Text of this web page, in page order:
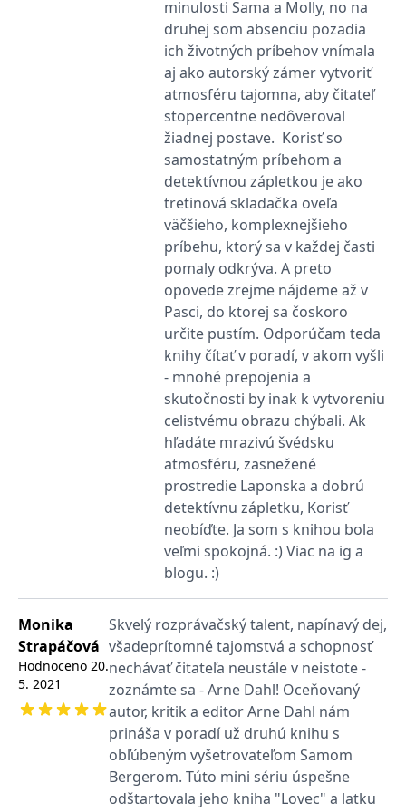
minulosti Sama a Molly, no na
druhej som absenciu pozadia
ich životných príbehov vnímala
aj ako autorský zámer vytvoriť
atmosféru tajomna, aby čitateľ
stopercentne nedôveroval
žiadnej postave.⁣ ⁣ Korisť so
samostatným príbehom a
detektívnou zápletkou je ako
tretinová skladačka oveľa
väčšieho, komplexnejšieho
príbehu, ktorý sa v každej časti
pomaly odkrýva. A preto
opovede zrejme nájdeme až v
Pasci, do ktorej sa čoskoro
určite pustím. Odporúčam teda
knihy čítať v poradí, v akom vyšli
- mnohé prepojenia a
skutočnosti by inak k vytvoreniu
celistvému obrazu chýbali. Ak
hľadáte mrazivú švédsku
atmosféru, zasnežené
prostredie Laponska a dobrú
detektívnu zápletku, Korisť
neobíďte.⁣ Ja som s knihou bola
veľmi spokojná. :) Viac na ig a
blogu. :) ⁣
Monika
Strapáčová
Hodnoceno 20.
5. 2021
Skvelý rozprávačský talent, napínavý dej,
všadeprítomné tajomstvá a schopnosť
nechávať čitateľa neustále v neistote -
zoznámte sa - Arne Dahl! Oceňovaný
autor, kritik a editor Arne Dahl nám
prináša v poradí už druhú knihu s
obľúbeným vyšetrovateľom Samom
Bergerom. Túto mini sériu úspešne
odštartovala jeho kniha "Lovec" a latku
Meta Platform
poskytování řady
reklamních produktů,
jako je nabízení cen v
reálném čase od
inzerentů třetích stran.
1 rok
Toto je cookie první
strany společnosti
Microsoft MSN, které
zajišťuje správné
fungování této webové
stránky.
10 minut
Tento soubor cookie
provádí informace o
tom, jak koncový
uživatel používá web, a
jakoukoli reklamu,
kterou koncový uživatel
mohl vidět před
návštěvou uvedeného
Zavřením
prohlížeče
Parametry UTM
používané pro reklamu /
sledování pomocí
Google Analytics
1 den
Tento soubor cookie
používá společnost Bing
k určení, jaké reklamy by
se měly zobrazovat a
které by mohly být
relevantní pro
koncového uživatele,
který si prohlíží web.
1 rok
Tento soubor cookie je v
Microsoftu široce
používán jako jedinečný
identifikátor uživatele.
vložených skriptů
doménami společnosti
Microsoft, což umožňuje
sledování uživatelů.
sid
.seznam.cz 1 měsíc
Toto je velmi běžný
název souboru cookie,
ale pokud je nalezen
jako soubor cookie
relace, bude
pravděpodobně použit
jako pro správu stavu
Google LLC
.grada.cz
3 měsíce
Tento soubor cookie
nastavuje společnost
Doubleclick a provádí
informace o tom, jak